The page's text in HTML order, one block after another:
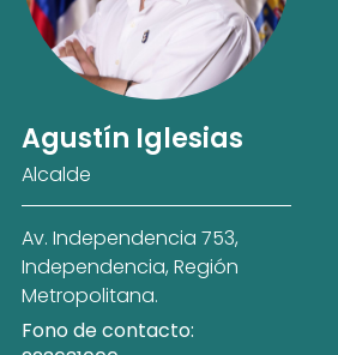
Agustín Iglesias
Alcalde
Av. Independencia 753,
Independencia, Región
Metropolitana.
Fono de contacto: